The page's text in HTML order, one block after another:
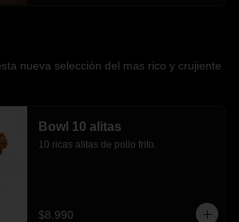
nueva selección del mas rico y crujiente
Bowl 10 alitas
10 ricas alitas de pollo frito.
$8.990